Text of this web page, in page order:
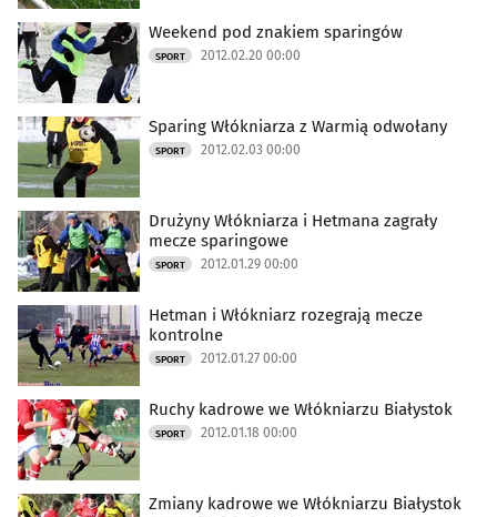
Weekend pod znakiem sparingów
SPORT 2012.02.20 00:00
Sparing Włókniarza z Warmią odwołany
SPORT 2012.02.03 00:00
Drużyny Włókniarza i Hetmana zagrały
mecze sparingowe
SPORT 2012.01.29 00:00
Hetman i Włókniarz rozegrają mecze
kontrolne
SPORT 2012.01.27 00:00
Ruchy kadrowe we Włókniarzu Białystok
SPORT 2012.01.18 00:00
Zmiany kadrowe we Włókniarzu Białystok